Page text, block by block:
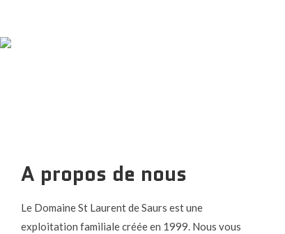
A propos de nous
Le Domaine St Laurent de Saurs est une
exploitation familiale créée en 1999. Nous vous